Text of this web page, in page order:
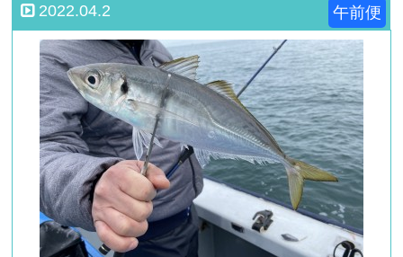
2022.04.2 午前便